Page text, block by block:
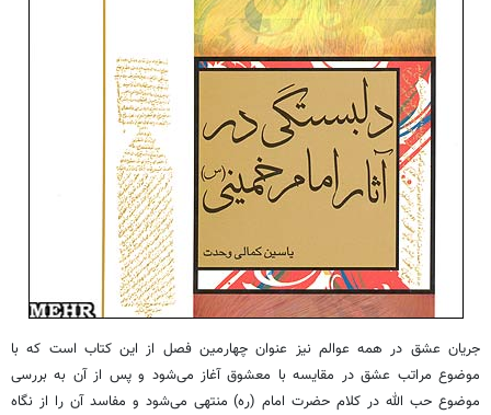
جریان عشق در همه عوالم نیز عنوان چهارمین فصل از این کتاب است که با
موضوع مراتب عشق در مقایسه با معشوق آغاز می‌شود و پس از آن به بررسی
موضوع حب الله در کلام حضرت امام (ره) منتهی می‌شود و مفاسد آن را از نگاه